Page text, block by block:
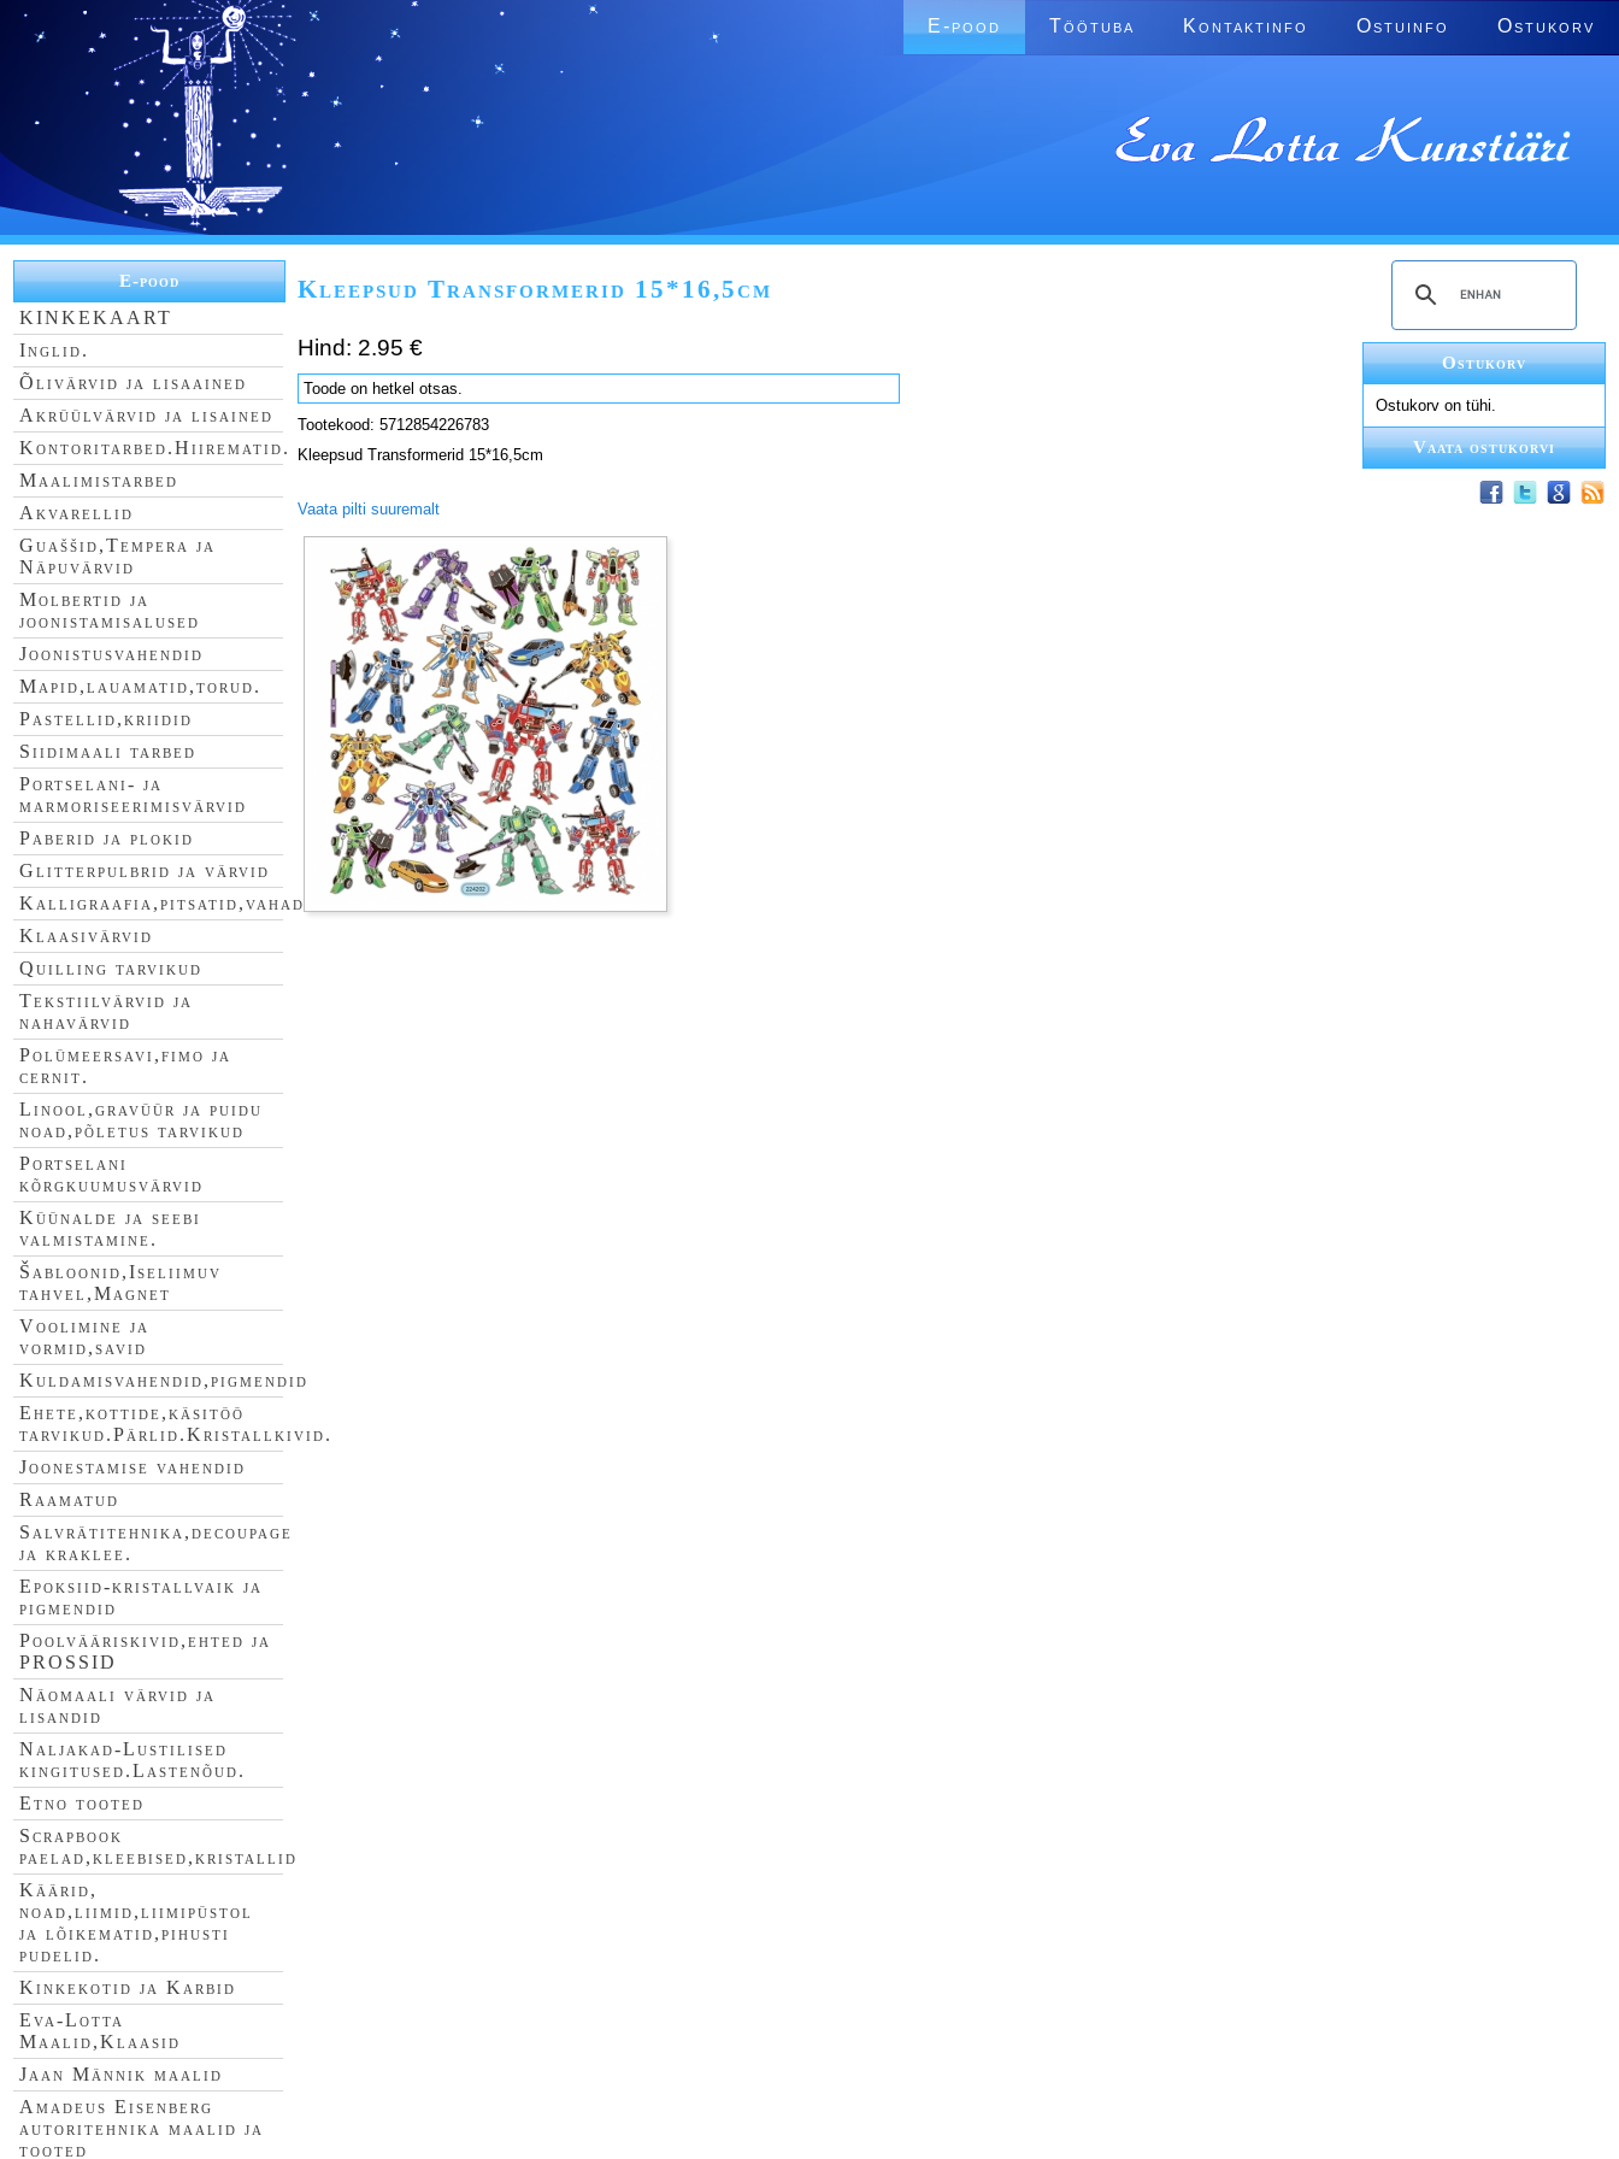
E-pood Töötuba Kontaktinfo Ostuinfo Ostukorv
E-pood
KINKEKAART
Inglid.
Õlivärvid ja lisaained
Akrüülvärvid ja lisained
Kontoritarbed.Hiirematid.
Maalimistarbed
Akvarellid
Guaššid,Tempera ja
Näpuvärvid
Molbertid ja
joonistamisalused
Joonistusvahendid
Mapid,lauamatid,torud.
Pastellid,kriidid
Siidimaali tarbed
Portselani- ja
marmoriseerimisvärvid
Paberid ja plokid
Glitterpulbrid ja värvid
Kalligraafia,pitsatid,vahad
Klaasivärvid
Quilling tarvikud
Tekstiilvärvid ja
nahavärvid
Polümeersavi,fimo ja
cernit.
Linool,gravüür ja puidu
noad,põletus tarvikud
Portselani
kõrgkuumusvärvid
Küünalde ja seebi
valmistamine.
Šabloonid,Iseliimuv
tahvel,Magnet
Voolimine ja
vormid,savid
Kuldamisvahendid,pigmendid
Ehete,kottide,käsitöö
tarvikud.Pärlid.Kristallkivid.
Joonestamise vahendid
Raamatud
Salvrätitehnika,decoupage
ja kraklee.
Epoksiid-kristallvaik ja
pigmendid
Poolvääriskivid,ehted ja
PROSSID
Näomaali värvid ja
lisandid
Naljakad-Lustilised
kingitused.Lastenõud.
Etno tooted
Scrapbook
paelad,kleebised,kristallid
Käärid,
noad,liimid,liimipüstol
ja lõikematid,pihusti
pudelid.
Kinkekotid ja Karbid
Eva-Lotta
Maalid,Klaasid
Jaan Männik maalid
Amadeus Eisenberg
autoritehnika maalid ja
tooted
Kleepsud Transformerid 15*16,5cm
Hind: 2.95 €
Toode on hetkel otsas.
Tootekood: 5712854226783
Kleepsud Transformerid 15*16,5cm
Vaata pilti suuremalt
Ostukorv
Ostukorv on tühi.
Vaata ostukorvi